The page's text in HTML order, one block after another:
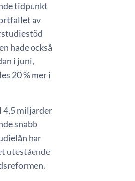
tidpunkt
av
hade också
i juni,
20 % mer i
4,5 miljarder
snabb
har
utestående